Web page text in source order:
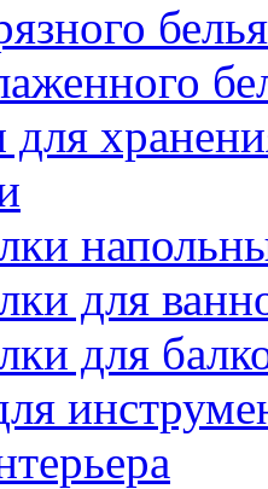
белья
для
для